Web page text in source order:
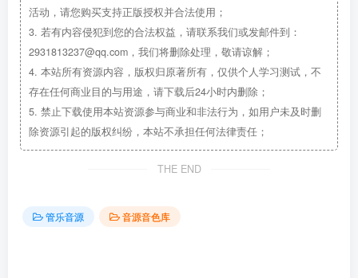
活动，请您购买支持正版授权并合法使用；
3. 若有内容侵犯到您的合法权益，请联系我们或发邮件到：
2931813237@qq.com，我们将删除处理，敬请谅解；
4. 本站所有资源内容，版权归原著所有，仅供个人学习测试，不
存在任何商业目的与用途，请下载后24小时内删除；
5. 禁止下载使用本站资源参与商业和非法行为，如用户未及时删
除资源引起的版权纠纷，本站不承担任何法律责任；
THE END
管乐音源 音源音色库